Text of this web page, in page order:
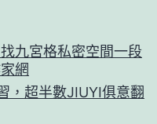
九宮格私密空間一段
網
，超半數JIUYI俱意翻